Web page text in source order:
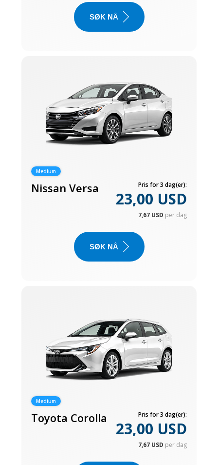
SØK NÅ
Medium
Nissan Versa Pris for 3 dag(er):
23,00 USD
7,67 USD per dag
SØK NÅ
Medium
Toyota Corolla Pris for 3 dag(er):
23,00 USD
7,67 USD per dag